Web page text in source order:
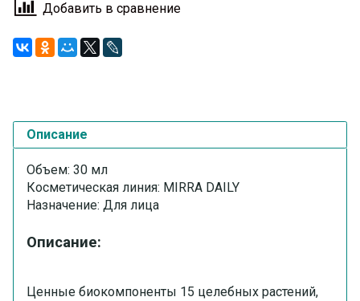
Добавить в сравнение
Описание
Объем: 30 мл
Косметическая линия: MIRRA DAILY
Назначение: Для лица
Описание:
Ценные биокомпоненты 15 целебных растений,